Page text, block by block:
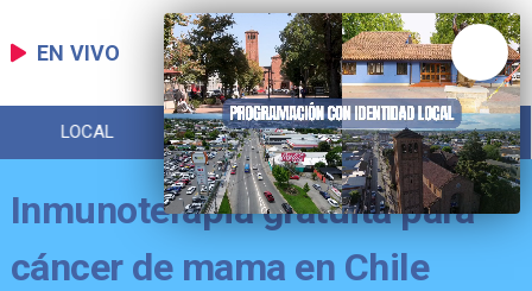
EN VIVO
LOCAL DEPORTES POLICIAL
Inmunoterapia gratuita para
cáncer de mama en Chile